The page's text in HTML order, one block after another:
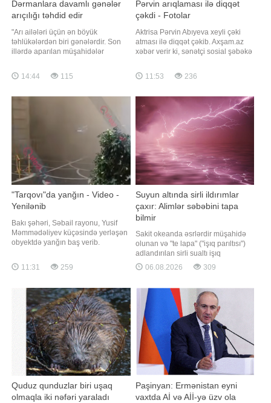
Dərmanlara davamlı gənələr
arıçılığı təhdid edir
"Arı ailələri üçün ən böyük
təhlükələrdən biri gənələrdir. Son
illərdə aparılan müşahidələr
edən bəzi gənələr istifadə olunan
dərmanlara qarşı davamlılıq
səviyyəyə enmir və qısa müddətdə
14:44 115
Pərvin arıqlaması ilə diqqət
çəkdi - Fotolar
Aktrisa Pərvin Abıyeva xeyli çəki
atması ilə diqqət çəkib. Axşam.az
xəbər verir ki, sənətçi sosial şəbəkə
ilə bölüşüb. Paylaşımlarda onun
nəzərəçarpacaq dərəcədə
Pərvin bir neçə gün əvvəl də yeni
görünüşünü nümayiş etdirərək bu
nəticən
11:53 236
"Tarqovı"da yanğın - Video -
Yenilənib
Bakı şəhəri, Səbail rayonu, Yusif
Məmmədəliyev küçəsində yerləşən
obyektdə yanğın baş verib.
bağlı Fövqəladə Hallar Nazirliyi
(FHN) məlumat yayıb. Bildirilib ki,
Mühafizə Xidmətinin qüvvələri cəlb
olunub. Hazırda yanğını
11:31 259
Suyun altında sirli ildırımlar
çaxır: Alimlər səbəbini tapa
bilmir
Sakit okeanda əsrlərdir müşahidə
olunan və "te lapa" ("işıq parıltısı")
adlandırılan sirli sualtı işıq
saçmaları alimlər üçün hələ də
açılmamış təbiət hadisələrindən biri
ki, "Popular Mechanics" nəşrinin
yazdığına görə, bu hadisə okeanı
06.08.2026 309
Quduz qunduzlar biri uşaq
olmaqla iki nəfəri yaraladı
Paşinyan: Ermənistan eyni
vaxtda Aİ və Aİİ-yə üzv ola